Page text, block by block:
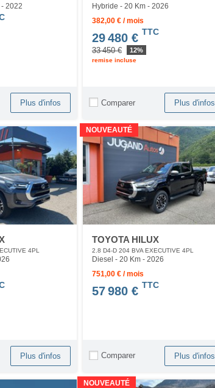
- 2022
Plus d'infos
Hybride - 20 Km - 2026
382,00 € / mois
29 480 € TTC
33 450 € 12%
remise incluse
Comparer Plus d'infos
4PL
Plus d'infos
NOUVEAUTÉ
TOYOTA HILUX
2.8 D4-D 204 BVA EXECUTIVE 4PL
Diesel - 20 Km - 2026
751,00 € / mois
57 980 € TTC
Comparer Plus d'infos
NOUVEAUTÉ